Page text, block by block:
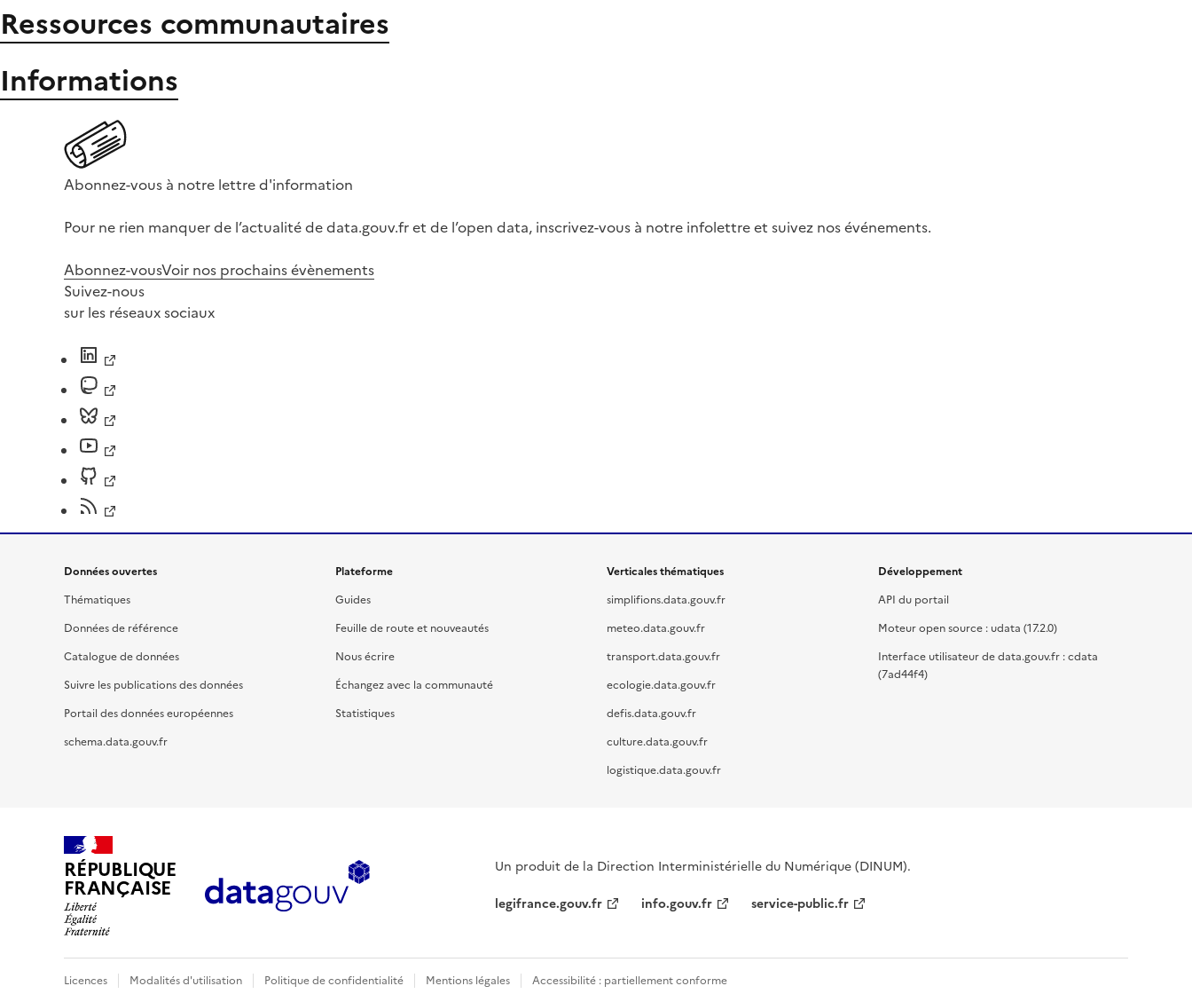
Ressources communautaires
Informations
Abonnez-vous à notre lettre d'information
Pour ne rien manquer de l’actualité de data.gouv.fr et de l’open data, inscrivez-vous à notre infolettre et suivez nos événements.
Abonnez-vousVoir nos prochains évènements
Suivez-nous
sur les réseaux sociaux
Données ouvertes
Thématiques
Données de référence
Catalogue de données
Suivre les publications des données
Portail des données européennes
schema.data.gouv.fr
Plateforme
Guides
Feuille de route et nouveautés
Nous écrire
Échangez avec la communauté
Statistiques
Verticales thématiques
simplifions.data.gouv.fr
meteo.data.gouv.fr
transport.data.gouv.fr
ecologie.data.gouv.fr
defis.data.gouv.fr
culture.data.gouv.fr
logistique.data.gouv.fr
Développement
API du portail
Moteur open source : udata (17.2.0)
Interface utilisateur de data.gouv.fr : cdata
(7ad44f4)
RÉPUBLIQUE
FRANÇAISE
Un produit de la Direction Interministérielle du Numérique (DINUM).
legifrance.gouv.fr
info.gouv.fr service-public.fr
Licences Modalités d'utilisation Politique de confidentialité Mentions légales Accessibilité : partiellement conforme